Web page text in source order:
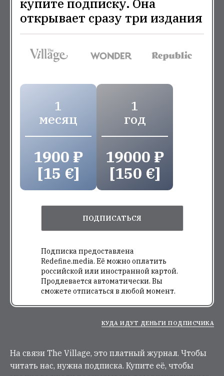
купите подписку. Она
открывает сразу три издания
1
месяц
1900 ₽
[15 €]
1
год
19000 ₽
[150 €]
ПОДПИСАТЬСЯ
Подписка предоставлена
Redefine.media. Её можно оплатить
российской или иностранной картой.
Продлевается автоматически. Вы
сможете отписаться в любой момент.
КУДА ИДУТ ДЕНЬГИ ПОДПИСЧИКА
На связи The Village, это платный журнал. Чтобы
читать нас, нужна подписка. Купите её, чтобы